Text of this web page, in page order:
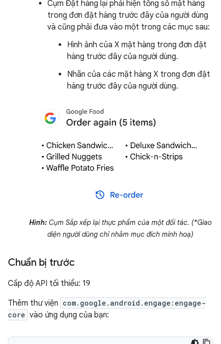
Cụm Đặt hàng lại phải hiện tổng số mặt hàng
trong đơn đặt hàng trước đây của người dùng
và cũng phải đưa vào một trong các mục sau:
Hình ảnh của X mặt hàng trong đơn đặt
hàng trước đây của người dùng.
Nhãn của các mặt hàng X trong đơn đặt
hàng trước đây của người dùng.
Hình: Cụm Sắp xếp lại thực phẩm của một đối tác. (*Giao
diện người dùng chỉ nhằm mục đích minh hoạ)
Chuẩn bị trước
Cấp độ API tối thiểu: 19
Thêm thư viện com.google.android.engage:engage-
core vào ứng dụng của bạn: